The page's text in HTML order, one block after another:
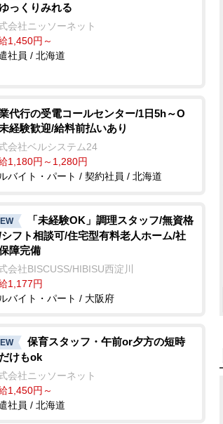
っくりみれる
会社ニッソーネット
1,450円～
社員 / 北海道
代行の受電コールセンター/1日5h～O
経験歓迎/給料前払いあり
会社ベルシステム24
1,180円～1,280円
バイト・パート / 契約社員 / 北海道
「未経験OK」調理スタッフ/無資格
フト相談可/住宅型有料老人ホーム/社
障完備
会社BISCUSS/HIBISU西淀川
1,177円
バイト・パート / 大阪府
保育スタッフ・午前or夕方の短時
けもok
会社ニッソーネット
1,450円～
社員 / 北海道